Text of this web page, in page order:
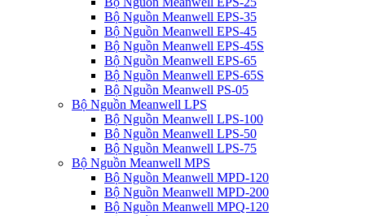
Bộ Nguồn Meanwell EPS-35
Bộ Nguồn Meanwell EPS-45
Bộ Nguồn Meanwell EPS-45S
Bộ Nguồn Meanwell EPS-65
Bộ Nguồn Meanwell EPS-65S
Bộ Nguồn Meanwell PS-05
Bộ Nguồn Meanwell LPS
Bộ Nguồn Meanwell LPS-100
Bộ Nguồn Meanwell LPS-50
Bộ Nguồn Meanwell LPS-75
Bộ Nguồn Meanwell MPS
Bộ Nguồn Meanwell MPD-120
Bộ Nguồn Meanwell MPD-200
Bộ Nguồn Meanwell MPQ-120